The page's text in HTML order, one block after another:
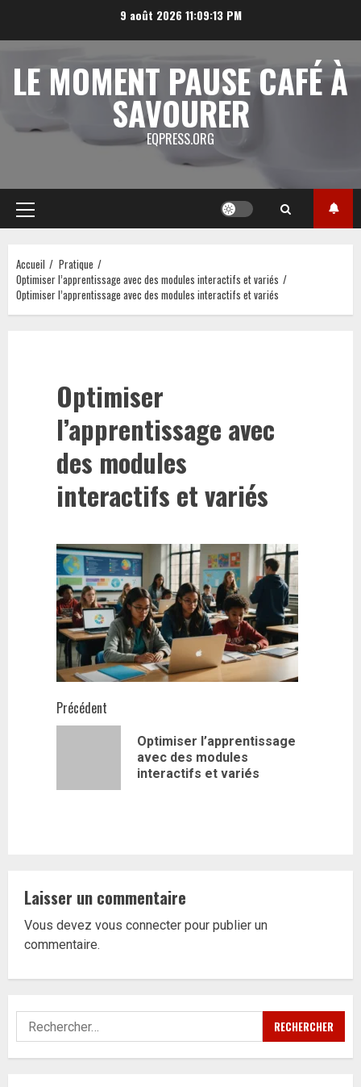
9 août 2026 11:09:14 PM
LE MOMENT PAUSE CAFÉ À
SAVOURER
EQPRESS.ORG
Menu
principal
Accueil
Pratique
Optimiser l’apprentissage avec des modules interactifs et variés
Optimiser l’apprentissage avec des modules interactifs et variés
Optimiser
l’apprentissage avec
des modules
interactifs et variés
Navigation
Précédent
Optimiser l’apprentissage
avec des modules
interactifs et variés
Laisser un commentaire
Vous devez vous connecter pour publier un
commentaire.
Rechercher :